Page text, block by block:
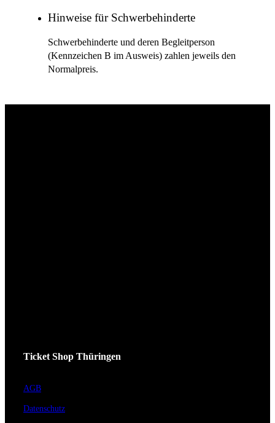
Hinweise für Schwerbehinderte
Schwerbehinderte und deren Begleitperson
(Kennzeichen B im Ausweis) zahlen jeweils den
Normalpreis.
Ticket Shop Thüringen
AGB
Datenschutz